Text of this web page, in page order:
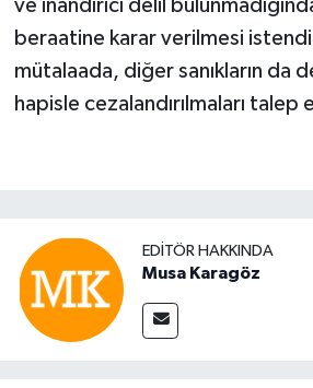
ve inandırıcı delil
beraatine karar verilmesi
mütalaada, diğer sanıkların da
hapisle cezalandırılmaları talep
EDITÖR HAKKINDA
Musa Karagöz